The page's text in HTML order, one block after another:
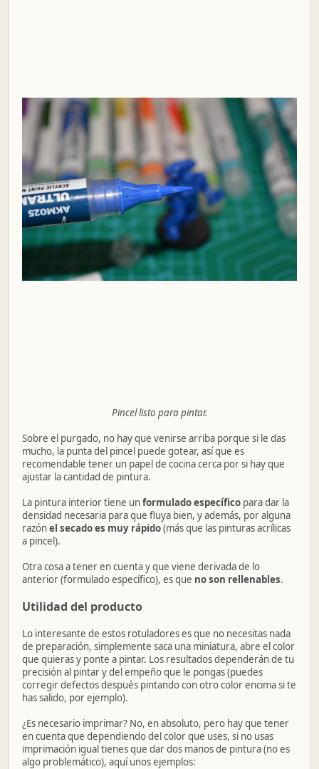
Pincel listo para pintar.
Sobre el purgado, no hay que venirse arriba porque si le das
mucho, la punta del pincel puede gotear, así que es
recomendable tener un papel de cocina cerca por si hay que
ajustar la cantidad de pintura.
La pintura interior tiene unformulado específico para dar la
densidad necesaria para que fluya bien, y además, por alguna
razónel secado es muy rápido(más que las pinturas acrílicas
a pincel).
Otra cosa a tener en cuenta y que viene derivada de lo
anterior (formulado específico), es que no son rellenables.
Utilidad del producto
Lo interesante de estos rotuladores es que no necesitas nada
de preparación, simplemente saca una miniatura, abre el color
que quieras y ponte a pintar. Los resultados dependerán de tu
precisión al pintar y del empeño que le pongas (puedes
corregir defectos después pintando con otro color encima si te
has salido, por ejemplo).
¿Es necesario imprimar? No, en absoluto, pero hay que tener
en cuenta que dependiendo del color que uses, si no usas
imprimación igual tienes que dar dos manos de pintura (no es
algo problemático), aquí unos ejemplos: